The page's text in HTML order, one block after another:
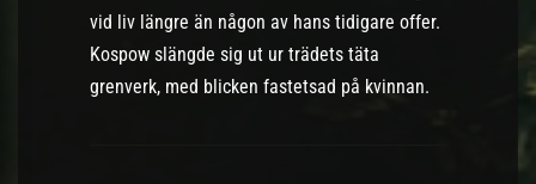
vid liv längre än någon av hans tidigare offer.
Kospow slängde sig ut ur trädets täta
grenverk, med blicken fastetsad på kvinnan.